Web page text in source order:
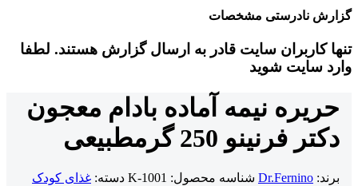
گزارش نادرستی مشخصات
تنها کاربران سایت قادر به ارسال گزارش هستند. لطفا
وارد سایت شوید
حریره نیمه آماده بادام معجون
دکتر فرنینو 250 گرم
طبیعی
برند: Dr.Fernino شناسه محصول: K-1001 دسته: غذای کودک